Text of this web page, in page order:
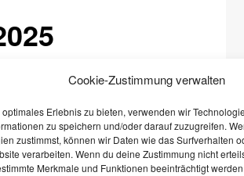
Cookie-Zustimmung verwalten
optimales Erlebnis zu bieten, verwenden wir
zu speichern und/oder darauf zuzugreifen.
zustimmst, können wir Daten wie das Surfverhalten
verarbeiten. Wenn du deine Zustimmung nicht
Merkmale und Funktionen beeinträchtigt werden.
.